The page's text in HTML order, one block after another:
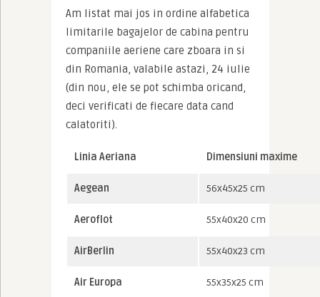
Am listat mai jos in ordine alfabetica
limitarile bagajelor de cabina pentru
companiile aeriene care zboara in si
din Romania, valabile astazi, 24 iulie
(din nou, ele se pot schimba oricand,
deci verificati de fiecare data cand
calatoriti).
Linia Aeriana Dimensiuni maxime
Aegean 56x45x25 cm
Aeroflot 55x40x20 cm
AirBerlin 55x40x23 cm
Air Europa 55x35x25 cm